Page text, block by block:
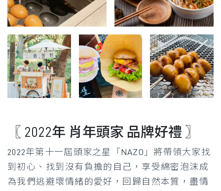
〖 2022年 肖年頭家 品牌好禮 〗
2022年第十一屆頭家之星「NAZO」將帶領大家 找
到初心、找到沒有負擔的自己， 享受綿密泡沫成
為我們逃避壞情緒的愛好，回歸自然本質，盡情